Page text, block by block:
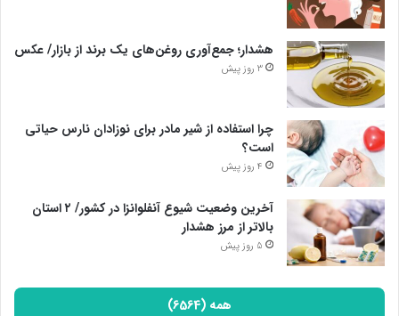
خانواده نیست، اکنون که چند نفری پای درست کردن ناهار در حیاط
خلوت ایستاده‌اند؛ معلوم است که خیلی قبل‌تر از این روزها، برنامه این
سفره به دست همدلی چند خانواده چیده شده است، برنامه‌ای ۲۰ روزه
برای امری که به ظاهر نه تنها هیچ سود مالی برای آن‌ها ندارد بلکه
پس‌اندازشان را هم خرج می‌کند اما آنطور که «منتهی» آن دختر عراقی
ساکن درخانه کاهگلی می‌گوید؛ مردم این دیار، تمام دنیایشان را از
همین خدمت ۲۰ روزه به عشاق امام حسین(ع) دارند.
پایان پیام/
هشدار؛ جمع‌آوری روغن‌های یک برند از بازار/ عکس
3 روز پیش
چرا استفاده از شیر مادر برای نوزادان نارس حیاتی
است؟
4 روز پیش
آخرین وضعیت شیوع آنفلوانزا در کشور/ ۲ استان
بالاتر از مرز هشدار
5 روز پیش
همه (6564)